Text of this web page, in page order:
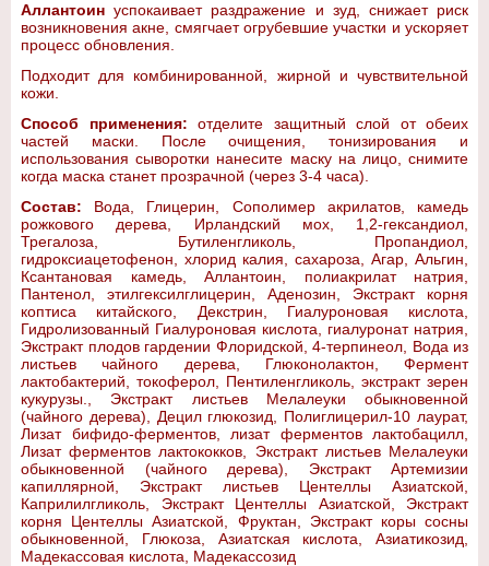
Аллантоин успокаивает раздражение и зуд, снижает риск
возникновения акне, смягчает огрубевшие участки и ускоряет
процесс обновления.
Подходит для комбинированной, жирной и чувствительной
кожи.
Способ применения: отделите защитный слой от обеих
частей маски. После очищения, тонизирования и
использования сыворотки нанесите маску на лицо, снимите
когда маска станет прозрачной (через 3-4 часа).
Состав: Вода, Глицерин, Сополимер акрилатов, камедь
рожкового дерева, Ирландский мох, 1,2-гександиол,
Трегалоза, Бутиленгликоль, Пропандиол,
гидроксиацетофенон, хлорид калия, сахароза, Агар, Альгин,
Ксантановая камедь, Аллантоин, полиакрилат натрия,
Пантенол, этилгексилглицерин, Аденозин, Экстракт корня
коптиса китайского, Декстрин, Гиалуроновая кислота,
Гидролизованный Гиалуроновая кислота, гиалуронат натрия,
Экстракт плодов гардении Флоридской, 4-терпинеол, Вода из
листьев чайного дерева, Глюконолактон, Фермент
лактобактерий, токоферол, Пентиленгликоль, экстракт зерен
кукурузы., Экстракт листьев Мелалеуки обыкновенной
(чайного дерева), Децил глюкозид, Полиглицерил-10 лаурат,
Лизат бифидо-ферментов, лизат ферментов лактобацилл,
Лизат ферментов лактококков, Экстракт листьев Мелалеуки
обыкновенной (чайного дерева), Экстракт Артемизии
капиллярной, Экстракт листьев Центеллы Азиатской,
Каприлилгликоль, Экстракт Центеллы Азиатской, Экстракт
корня Центеллы Азиатской, Фруктан, Экстракт коры сосны
обыкновенной, Глюкоза, Азиатская кислота, Азиатикозид,
Мадекассовая кислота, Мадекассозид